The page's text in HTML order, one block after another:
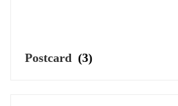
Postcard (3)